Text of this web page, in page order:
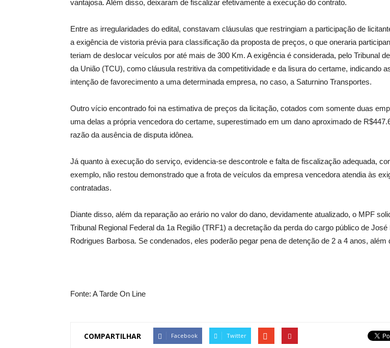
vantajosa. Além disso, deixaram de fiscalizar efetivamente a execução do contrato.
Entre as irregularidades do edital, constavam cláusulas que restringiam a participação de
a exigência de vistoria prévia para classificação da proposta de preços, o que oneraria
teriam de deslocar veículos por até mais de 300 Km. A exigência é considerada, pelo Tribunal
da União (TCU), como cláusula restritiva da competitividade e da lisura do certame, indicando
intenção de favorecimento a uma determinada empresa, no caso, a Saturnino Transportes.
Outro vício encontrado foi na estimativa de preços da licitação, cotados com somente duas
uma delas a própria vencedora do certame, superestimado em um dano aproximado de
razão da ausência de disputa idônea.
Já quanto à execução do serviço, evidencia-se descontrole e falta de fiscalização adequada,
exemplo, não restou demonstrado que a frota de veículos da empresa vencedora atendia às
contratadas.
Diante disso, além da reparação ao erário no valor do dano, devidamente atualizado, o MPF
Tribunal Regional Federal da 1a Região (TRF1) a decretação da perda do cargo público de José
Rodrigues Barbosa. Se condenados, eles poderão pegar pena de detenção de 2 a 4 anos, além
Fonte: A Tarde On Line
COMPARTILHAR Facebook Twitter